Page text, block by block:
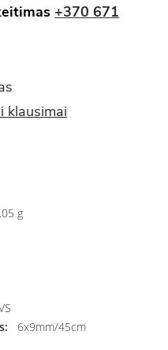
+370 671
klausimai
g
6x9mm/45cm